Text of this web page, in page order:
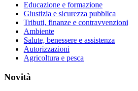
Educazione e formazione
Giustizia e sicurezza pubblica
Tributi, finanze e contravvenzioni
Ambiente
Salute, benessere e assistenza
Autorizzazioni
Agricoltura e pesca
Novità